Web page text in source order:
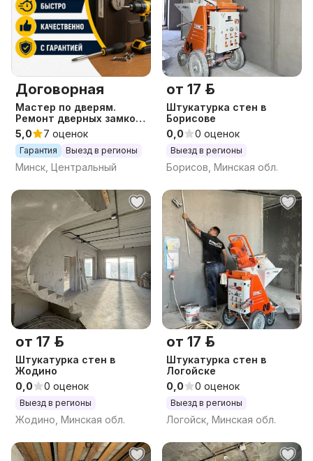
Договорная
Мастер по дверям.
Ремонт дверных замков/
ручек/фурнитуры
5,0 7 оценок
Гарантия Выезд в регионы
Минск, Центральный
от 17 р.
Штукатурка стен в
Борисове
0,0
0 оценок
Выезд в регионы
Борисов, Минская обл.
от 17 р.
Штукатурка стен в
Жодино
0,0
0 оценок
Выезд в регионы
Жодино, Минская обл.
от 17 р.
Штукатурка стен в
Логойске
0,0
0 оценок
Выезд в регионы
Логойск, Минская обл.